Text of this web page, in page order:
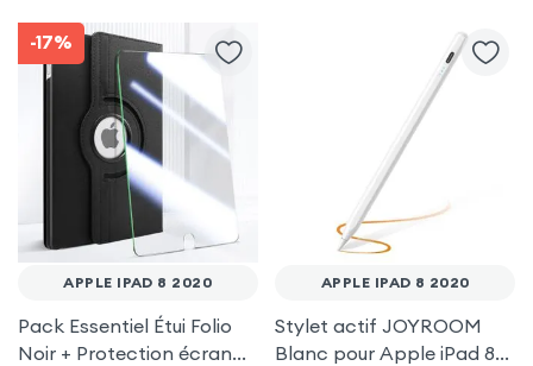
-17%
APPLE IPAD 8 2020
Pack Essentiel Étui Folio
Noir + Protection écran
APPLE IPAD 8 2020
Stylet actif JOYROOM
Blanc pour Apple iPad 8